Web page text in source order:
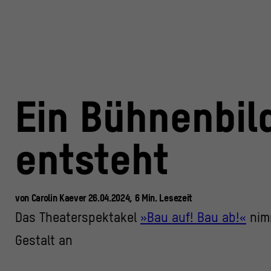
Ein
entsteht
von Carolin Kaever26.04.2024, 6 Min. Lesezeit
Das Theaterspektakel »Bau auf! Bau ab!«
Gestalt an